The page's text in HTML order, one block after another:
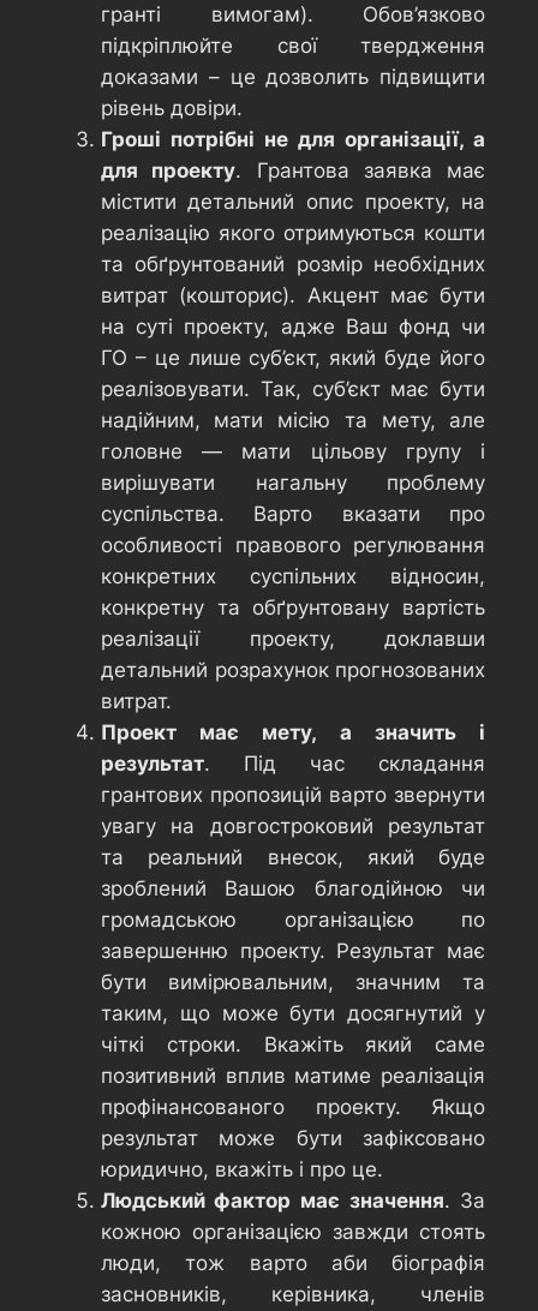
гранті вимогам). Обов’язково
підкріплюйте свої твердження
доказами – це дозволить підвищити
рівень довіри.
Гроші потрібні не для організації, а
для проекту. Грантова заявка має
містити детальний опис проекту, на
реалізацію якого отримуються кошти
та обґрунтований розмір необхідних
витрат (кошторис). Акцент має бути
на суті проекту, адже Ваш фонд чи
ГО – це лише суб’єкт, який буде його
реалізовувати. Так, суб’єкт має бути
надійним, мати місію та мету, але
головне — мати цільову групу і
вирішувати нагальну проблему
суспільства. Варто вказати про
особливості правового регулювання
конкретних суспільних відносин,
конкретну та обґрунтовану вартість
реалізації проекту, доклавши
детальний розрахунок прогнозованих
витрат.
Проект має мету, а значить і
результат. Під час складання
грантових пропозицій варто звернути
увагу на довгостроковий результат
та реальний внесок, який буде
зроблений Вашою благодійною чи
громадською організацією по
завершенню проекту. Результат має
бути вимірювальним, значним та
таким, що може бути досягнутий у
чіткі строки. Вкажіть який саме
позитивний вплив матиме реалізація
профінансованого проекту. Якщо
результат може бути зафіксовано
юридично, вкажіть і про це.
Людський фактор має значення. За
кожною організацією завжди стоять
люди, тож варто аби біографія
засновників, керівника, членів